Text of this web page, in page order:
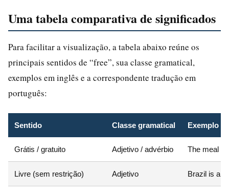
Uma tabela comparativa de significados
Para facilitar a visualização, a tabela abaixo reúne os
principais sentidos de “free”, sua classe gramatical,
exemplos em inglês e a correspondente tradução em
português:
Sentido Classe gramatical Exemplo
Grátis / gratuito Adjetivo / advérbio The meal is
Livre (sem restrição) Adjetivo Brazil is a